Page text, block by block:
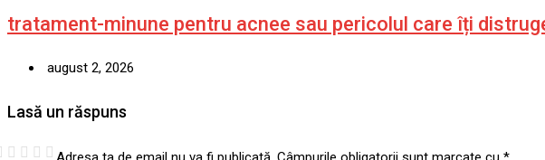
tratament-minune pentru acnee sau pericolul care îți
august 2, 2026
Lasă un răspuns